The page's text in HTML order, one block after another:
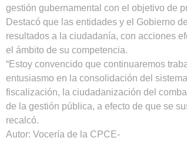
gestión gubernamental con el objetivo de
Destacó que las entidades y el Gobierno
resultados a la ciudadanía, con acciones
el ámbito de su competencia.
“Estoy convencido que continuaremos
entusiasmo en la consolidación del
fiscalización, la ciudadanización del
de la gestión pública, a efecto de que se
recalcó.
Autor: Vocería de la CPCE-